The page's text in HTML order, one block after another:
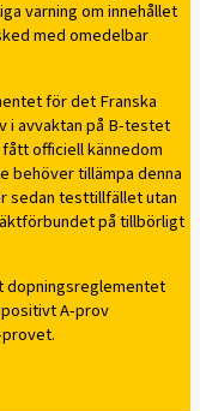
varning om innehållet
med omedelbar
för det Franska
i avvaktan på B-testet
officiell kännedom
behöver tillämpa denna
sedan testtillfället utan
på tillbörligt
dopningsreglementet
A-prov